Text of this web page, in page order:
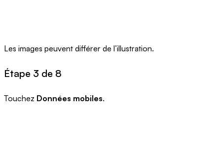
Les images peuvent différer de l’illustration.
Étape 3 de 8
Touchez Données mobiles.